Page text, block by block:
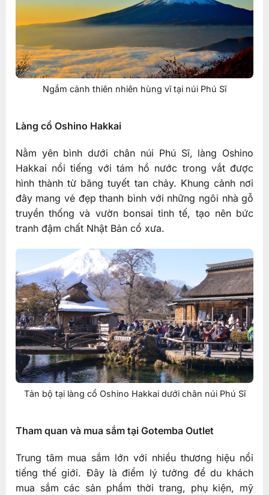
Ngắm cảnh thiên nhiên hùng vĩ tại núi Phú Sĩ
Làng cổ Oshino Hakkai
Nằm yên bình dưới chân núi Phú Sĩ, làng Oshino
Hakkai nổi tiếng với tám hồ nước trong vắt được
hình thành từ băng tuyết tan chảy. Khung cảnh nơi
đây mang vẻ đẹp thanh bình với những ngôi nhà gỗ
truyền thống và vườn bonsai tinh tế, tạo nên bức
tranh đậm chất Nhật Bản cổ xưa.
Tản bộ tại làng cổ Oshino Hakkai dưới chân núi Phú Sĩ
Tham quan và mua sắm tại Gotemba Outlet
Trung tâm mua sắm lớn với nhiều thương hiệu nổi
tiếng thế giới. Đây là điểm lý tưởng để du khách
mua sắm các sản phẩm thời trang, phụ kiện, mỹ